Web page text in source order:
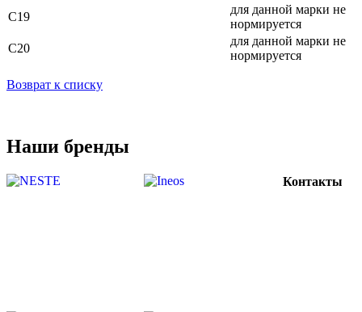
С19
для данной марки не
нормируется
С20
для данной марки не
нормируется
Возврат к списку
Наши бренды
Контакты